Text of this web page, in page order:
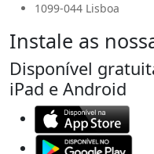
1099-044 Lisboa
Instale as
Disponível
iPad e Android